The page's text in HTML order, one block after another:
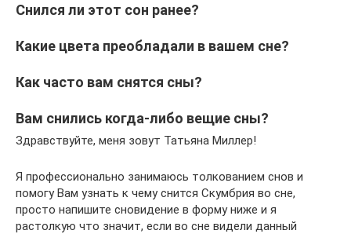
Снился ли этот сон ранее?
Какие цвета преобладали в вашем сне?
Как часто вам снятся сны?
Вам снились когда-либо вещие сны?
Здравствуйте, меня зовут Татьяна Миллер!
Я профессионально занимаюсь толкованием снов и
помогу Вам узнать к чему снится Скумбрия во сне,
просто напишите сновидение в форму ниже и я
растолкую что значит, если во сне видели данный